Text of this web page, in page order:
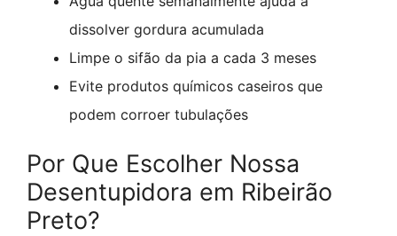
dissolver gordura acumulada
Limpe o sifão da pia a cada 3 meses
Evite produtos químicos caseiros que
podem corroer tubulações
Por Que Escolher Nossa
Desentupidora em Ribeirão
Preto?